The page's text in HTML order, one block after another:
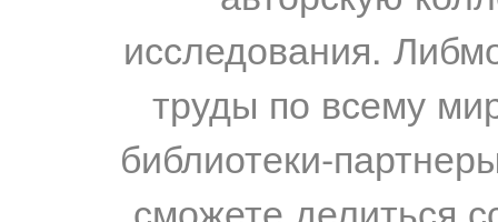
исследования.
труды по всему
библиотеки-